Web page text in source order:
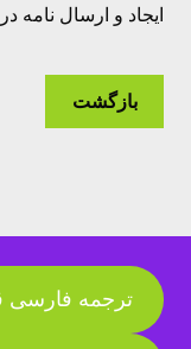
ایجاد و ارسال نامه
بازگشت
ترجمه فارسی